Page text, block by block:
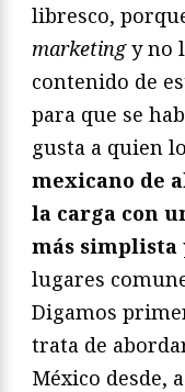
libresco,
marketingy no
contenido de
para que se
gusta a quien
mexicano de
la carga con
más simplista
lugares
Digamos
trata de
México desde,